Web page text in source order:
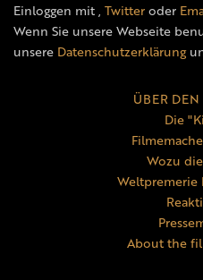
Einloggen mit, Twitteroder
Wenn Sie unsere Webseite
unsere Datenschutzerklärung
ÜBER
Die
Wozu
Weltpremerie
About the